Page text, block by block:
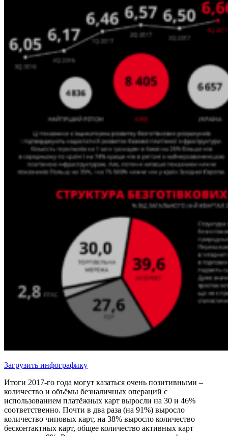
Загрузить инфографику
Итоги 2017-го года могут казаться очень позитивными –
количество и объёмы безналичных операций с
использованием платёжных карт выросли на 30 и 46%
соответственно. Почти в два раза (на 91%) выросло
количество чиповых карт, на 38% выросло количество
бесконтактных карт, общее количество активных карт